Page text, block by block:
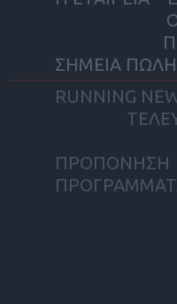
ΣΗΜΕΙΑ
RUNNING
ΠΡΟΠΟΝΗΣΗ